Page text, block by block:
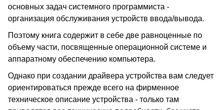
основных задач системного программиста -
организация обслуживания устройств ввода/вывода.
Поэтому книга содержит в себе две равноценные по
объему части, посвященные операционной системе и
аппаратному обеспечению компьютера.
Однако при создании драйвера устройства вам следует
ориентироваться прежде всего на фирменное
техническое описание устройства - только там